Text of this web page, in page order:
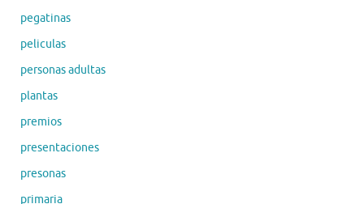
pegatinas
peliculas
personas adultas
plantas
premios
presentaciones
presonas
primaria